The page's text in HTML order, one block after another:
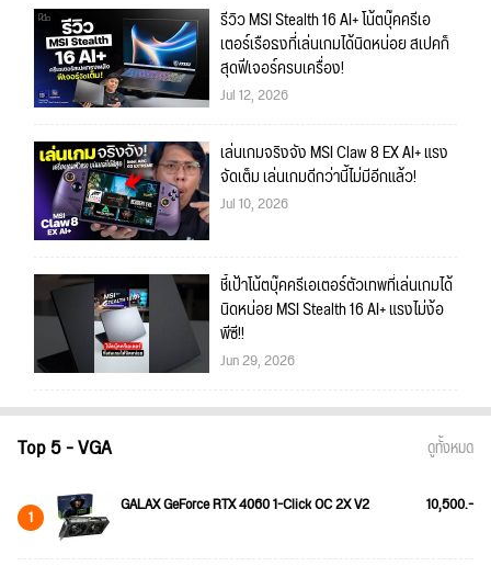
รีวิว MSI Stealth 16 AI+ โน้ตบุ๊คครีเอ
เตอร์เรือธงที่เล่นเกมได้นิดหน่อย สเปคก็
สุดฟีเจอร์ครบเครื่อง!
Jul 12, 2026
เล่นเกมจริงจัง MSI Claw 8 EX AI+ แรง
จัดเต็ม เล่นเกมดีกว่านี้ไม่มีอีกแล้ว!
Jul 10, 2026
ชี้เป้าโน้ตบุ๊คครีเอเตอร์ตัวเทพที่เล่นเกมได้
นิดหน่อย MSI Stealth 16 AI+ แรงไม่ง้อ
พีซี!!
Jun 29, 2026
Top 5 - VGA ดูทั้งหมด
1 GALAX GeForce RTX 4060 1-Click OC 2X V2 10,500.-